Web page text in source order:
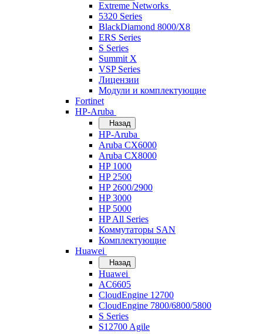
Extreme Networks
5320 Series
BlackDiamond 8000/X8
ERS Series
S Series
Summit X
VSP Series
Лицензии
Модули и комплектующие
Fortinet
HP-Aruba
Назад
HP-Aruba
Aruba CX6000
Aruba CX8000
HP 1000
HP 2500
HP 2600/2900
HP 3000
HP 5000
HP All Series
Коммутаторы SAN
Комплектующие
Huawei
Назад
Huawei
AC6605
CloudEngine 12700
CloudEngine 7800/6800/5800
S Series
S12700 Agile